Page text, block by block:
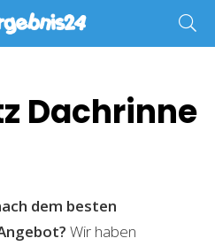
Dachrinne
dem besten
Wir haben